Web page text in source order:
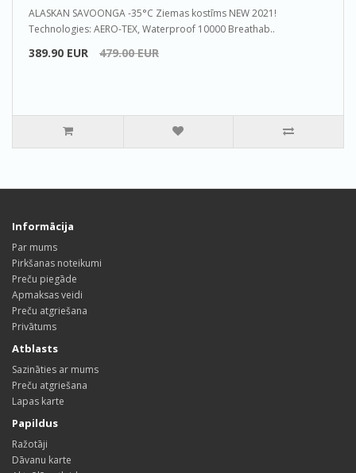
ALASKAN SAVOONGA -35°C Ziemas kostīms NEW 2021!
Technologies: AERO-TEX, Waterproof 10000 Breathab..
389.90 EUR 479.00 EUR
Informācija
Par mums
Pirkšanas noteikumi
Preču piegāde
Apmaksas veidi
Preču atgriešana
Privātums
Atblasts
Sazināties ar mums
Preču atgriešana
Lapas karte
Papildus
Ražotāji
Dāvanu karte